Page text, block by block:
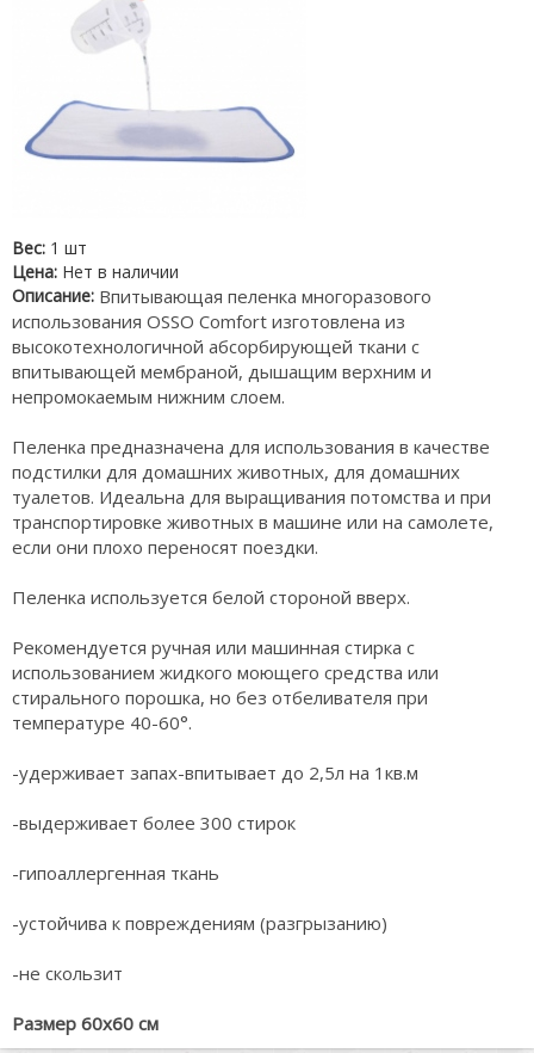
Вес: 1 шт
Цена: Нет в наличии
Описание: Впитывающая пеленка многоразового
использования OSSO Comfort изготовлена из
высокотехнологичной абсорбирующей ткани с
впитывающей мембраной, дышащим верхним и
непромокаемым нижним слоем.
Пеленка предназначена для использования в качестве
подстилки для домашних животных, для домашних
туалетов. Идеальна для выращивания потомства и при
транспортировке животных в машине или на самолете,
если они плохо переносят поездки.
Пеленка используется белой стороной вверх.
Рекомендуется ручная или машинная стирка с
использованием жидкого моющего средства или
стирального порошка, но без отбеливателя при
температуре 40-60°.
-удерживает запах-впитывает до 2,5л на 1кв.м
-выдерживает более 300 стирок
-гипоаллергенная ткань
-устойчива к повреждениям (разгрызанию)
-не скользит
Размер 60х60 см